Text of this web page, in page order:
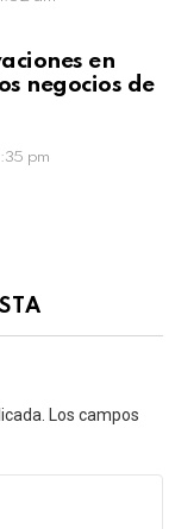
en
negocios de
pm
Los campos